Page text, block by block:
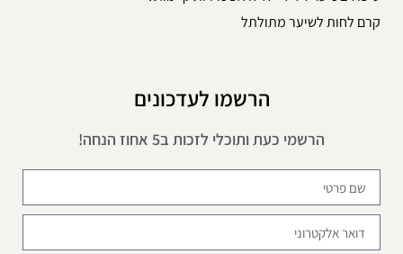
קרם לחות לשיער מתולתל
הרשמו לעדכונים
הרשמי כעת ותוכלי לזכות ב5 אחוז הנחה!